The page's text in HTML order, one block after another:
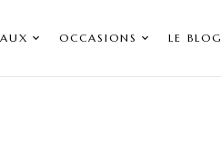
OCCASIONS LE BLOG